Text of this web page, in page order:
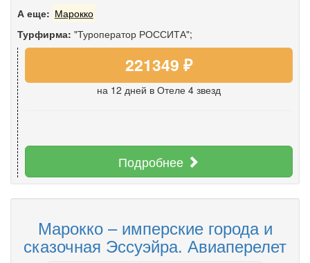
А еще: Марокко
Турфирма: "Туроператор РОССИТА";
221349 ₽
на 12 дней в Отеле 4 звезд
Подробнее
Марокко – имперские города и
сказочная Эссуэйра. Авиаперелет